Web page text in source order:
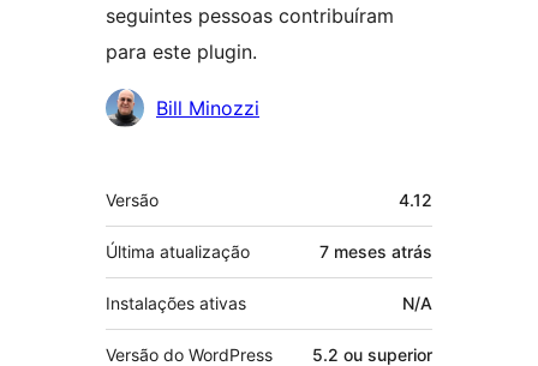
seguintes pessoas contribuíram
para este plugin.
Colaboradores
Bill Minozzi
Meta
Versão 4.12
Última atualização 7 meses atrás
Instalações ativas N/A
Versão do WordPress 5.2 ou superior